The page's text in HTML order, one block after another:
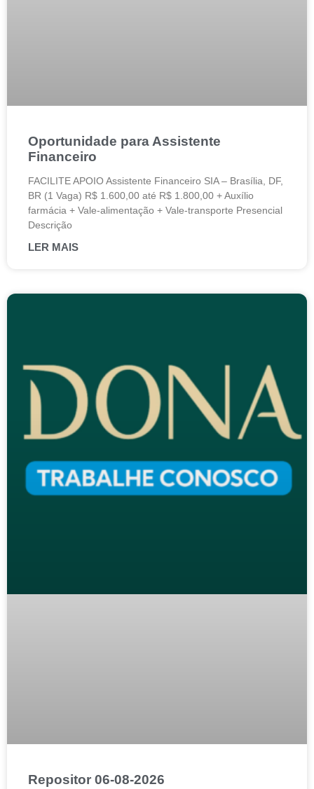
Oportunidade para Assistente
Financeiro
FACILITE APOIO Assistente Financeiro SIA – Brasília, DF,
BR (1 Vaga) R$ 1.600,00 até R$ 1.800,00 + Auxílio
farmácia + Vale-alimentação + Vale-transporte Presencial
Descrição
LER MAIS
Repositor 06-08-2026